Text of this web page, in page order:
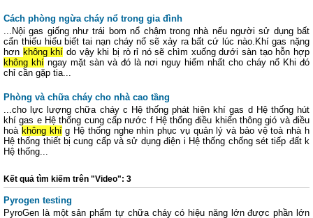
Cách phòng ngừa cháy nổ trong gia đình
...Nội gas giống như trái bom nổ chậm trong nhà nếu người sử dụng bất
cẩn thiếu hiểu biết tai nạn cháy nổ sẽ xảy ra bất cứ lúc nào.Khí gas nặng
hơn không khí do vậy khi bị rò rỉ nó sẽ chìm xuống dưới sàn tạo hỗn hợp
không khí ngay mặt sàn và đó là nơi nguy hiểm nhất cho cháy nổ Khi đó
chỉ cần gặp tia...
Phòng và chữa cháy cho nhà cao tầng
...cho lực lượng chữa cháy c Hệ thống phát hiện khí gas d Hệ thống hút
khí gas e Hệ thống cung cấp nước f Hệ thống điều khiển thông gió và điều
hoà không khíg Hệ thống nghe nhìn phục vụ quản lý và bảo vệ toà nhà h
Hệ thống thiết bị cung cấp và sử dụng điện i Hệ thống chống sét tiếp đất k
Hệ thống...
Kết quả tìm kiếm trên "Video": 3
Pyrogen testing
PyroGen là một sản phẩm tự chữa cháy có hiệu năng lớn được phần lớn